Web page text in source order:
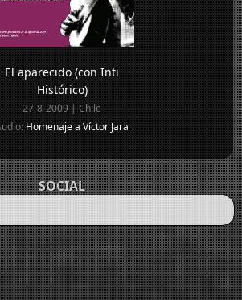
El aparecido (con Inti
Histórico)
27-8-2009 | Chile
Homenaje a Víctor Jara
SOCIAL